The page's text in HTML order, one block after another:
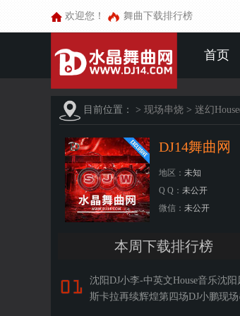
欢迎您！ 舞曲下载排行榜
首页
目前位置： > 现场串烧 > 迷幻
DJ14舞曲网
地区： 未知
Q Q： 未公开
微信： 未公开
本周下载排行榜
沈阳DJ小李-中英文House音乐沈
斯卡拉再续辉煌第四场DJ小鹏现